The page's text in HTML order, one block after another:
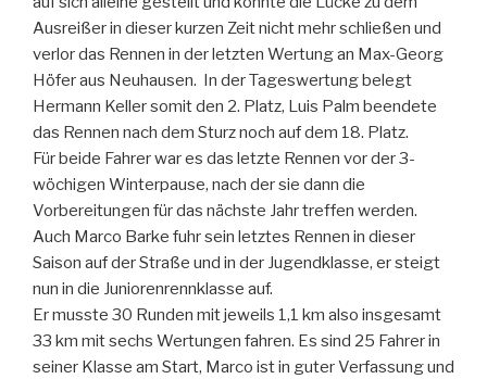
Ausreißer in dieser kurzen Zeit nicht mehr schließen und
verlor das Rennen in der letzten Wertung an Max-Georg
Höfer aus Neuhausen. In der Tageswertung belegt
Hermann Keller somit den 2. Platz, Luis Palm beendete
das Rennen nach dem Sturz noch auf dem 18. Platz.
Für beide Fahrer war es das letzte Rennen vor der 3-
wöchigen Winterpause, nach der sie dann die
Vorbereitungen für das nächste Jahr treffen werden.
Auch Marco Barke fuhr sein letztes Rennen in dieser
Saison auf der Straße und in der Jugendklasse, er steigt
nun in die Juniorenrennklasse auf.
Er musste 30 Runden mit jeweils 1,1 km also insgesamt
33 km mit sechs Wertungen fahren. Es sind 25 Fahrer in
seiner Klasse am Start, Marco ist in guter Verfassung und